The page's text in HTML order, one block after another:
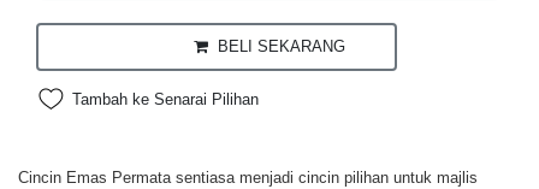
BELI SEKARANG
Tambah ke Senarai Pilihan
Cincin Emas Permata sentiasa menjadi cincin pilihan untuk majlis